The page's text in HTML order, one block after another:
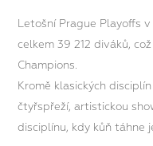
Letošní Prague Playoffs
celkem 39 212 diváků,
Champions.
Kromě klasických
čtyřspřeží, artistickou
disciplínu, kdy kůň táhne